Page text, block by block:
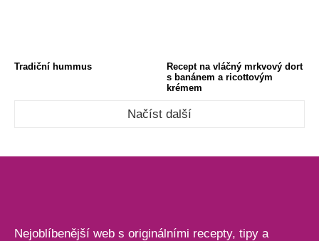
Tradiční hummus
Recept na vláčný mrkvový dort
s banánem a ricottovým
krémem
Načíst další
Nejoblíbenější web s originálními recepty, tipy a